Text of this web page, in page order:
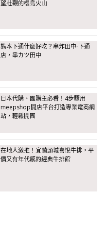
望壯觀的櫻島火山
熊本下通什麼好吃？串炸田中-下通
店，串カツ田中
日本代購、團購主必看！4步驟用
meepshop開店平台打造專業電商網
站，輕鬆開團
在地人激推！宜蘭頭城喜悅牛排，平
價又有年代感的經典牛排館